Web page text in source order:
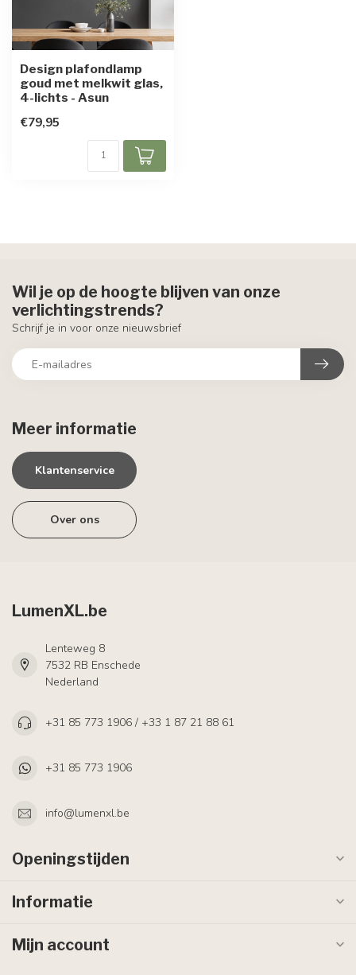
Design plafondlamp
goud met melkwit glas,
4-lichts - Asun
€79,95
Meer informatie
Klantenservice
Over ons
Wil je op de hoogte blijven van onze
verlichtingstrends?
Schrijf je in voor onze nieuwsbrief
LumenXL.be
Lenteweg 8
7532 RB Enschede
Nederland
+31 85 773 1906 / +33 1 87 21 88 61
+31 85 773 1906
info@lumenxl.be
Openingstijden
Informatie
Mijn account